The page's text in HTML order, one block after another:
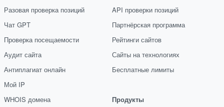
Разовая проверка позиций
Чат GPT
Проверка посещаемости
Аудит сайта
Антиплагиат онлайн
Мой IP
WHOIS домена
API проверки позиций
Партнёрская программа
Рейтинги сайтов
Сайты на технологиях
Бесплатные лимиты
Продукты